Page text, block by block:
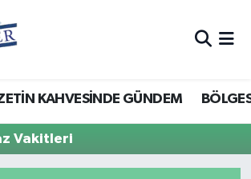
KAHVESİNDE GÜNDEM
Vakitleri